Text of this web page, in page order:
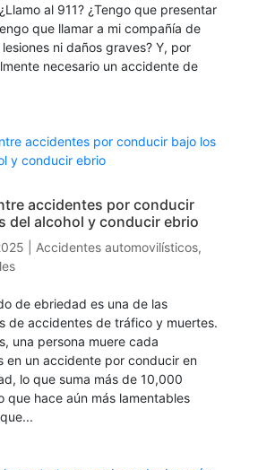
al 911? ¿Tengo que presentar
que llamar a mi compañía de
ni daños graves? Y, por
necesario un accidente de
accidentes por conducir
del alcohol y conducir ebrio
Accidentes automovilísticos,
de ebriedad es una de las
de accidentes de tráfico y muertes.
una persona muere cada
en un accidente por conducir en
lo que suma más de 10,000
que hace aún más lamentables